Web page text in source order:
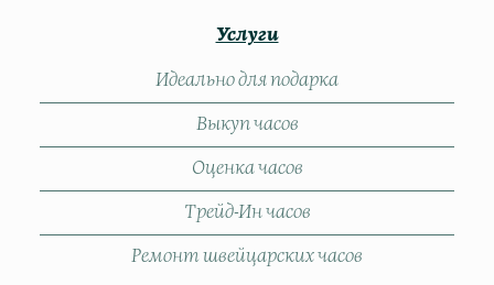
Услуги
Идеально для подарка
Выкуп часов
Оценка часов
Трейд-Ин часов
Ремонт швейцарских часов